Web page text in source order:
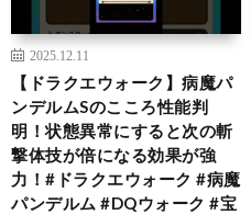
2025.12.11
【ドラクエウォーク】病魔パ
ンデルムSのこころ性能判
明！状態異常にすると次の斬
撃体技が倍になる効果が強
力！#ドラクエウォーク #病魔
パンデルム #DQウォーク #宝